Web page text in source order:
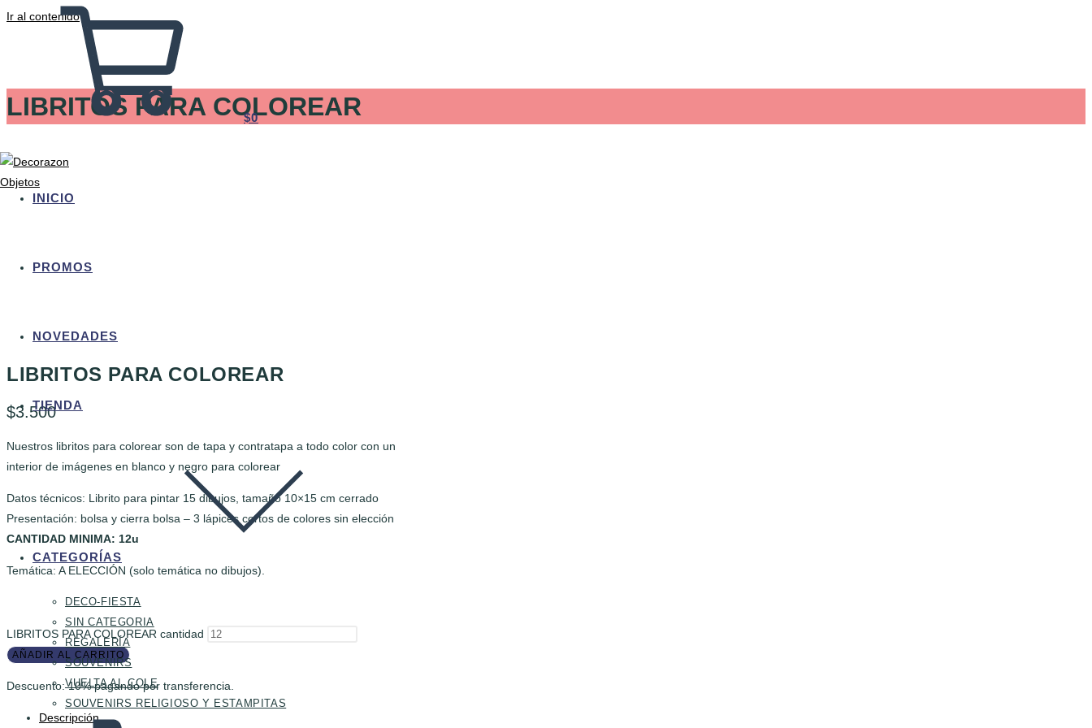
Ir al contenido
$0
INICIO
PROMOS
NOVEDADES
TIENDA
CATEGORÍAS
DECO-FIESTA
SIN CATEGORIA
REGALERÍA
SOUVENIRS
VUELTA AL COLE
SOUVENIRS RELIGIOSO Y ESTAMPITAS
LIBRITOS PARA COLOREAR
LIBRITOS PARA COLOREAR
$3.500
Nuestros libritos para colorear son de tapa y contratapa a todo color con un
interior de imágenes en blanco y negro para colorear
Datos técnicos: Librito para pintar 15 dibujos, tamaño 10×15 cm cerrado
Presentación: bolsa y cierra bolsa – 3 lápices cortos de colores sin elección
CANTIDAD MINIMA: 12u
Temática: A ELECCIÓN (solo temática no dibujos).
LIBRITOS PARA COLOREAR cantidad
AÑADIR AL CARRITO
Descuento: 10% pagando por transferencia.
Descripción